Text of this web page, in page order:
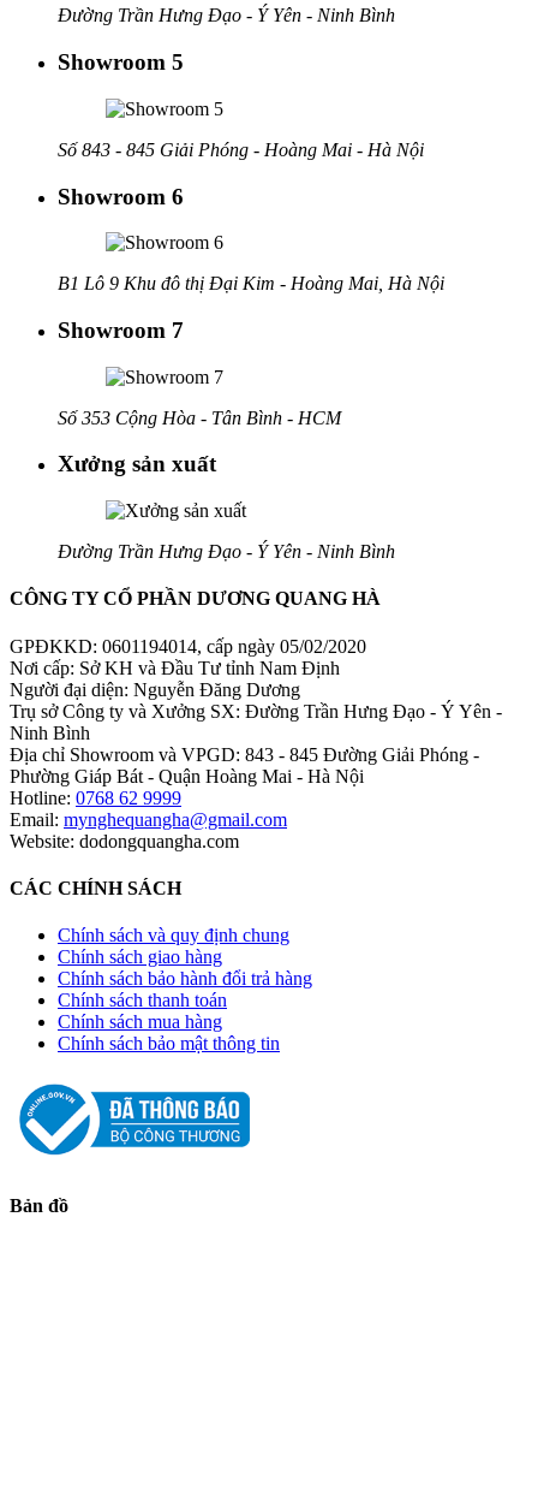
Đường Trần Hưng Đạo - Ý Yên - Ninh Bình
Showroom 5
Số 843 - 845 Giải Phóng - Hoàng Mai - Hà Nội
Showroom 6
B1 Lô 9 Khu đô thị Đại Kim - Hoàng Mai, Hà Nội
Showroom 7
Số 353 Cộng Hòa - Tân Bình - HCM
Xưởng sản xuất
Đường Trần Hưng Đạo - Ý Yên - Ninh Bình
CÔNG TY CỔ PHẦN DƯƠNG QUANG HÀ
GPĐKKD: 0601194014, cấp ngày 05/02/2020
Nơi cấp: Sở KH và Đầu Tư tỉnh Nam Định
Người đại diện: Nguyễn Đăng Dương
Trụ sở Công ty và Xưởng SX: Đường Trần Hưng Đạo - Ý Yên -
Ninh Bình
Địa chỉ Showroom và VPGD: 843 - 845 Đường Giải Phóng -
Phường Giáp Bát - Quận Hoàng Mai - Hà Nội
Hotline: 0768 62 9999
Email: mynghequangha@gmail.com
Website: dodongquangha.com
CÁC CHÍNH SÁCH
Chính sách và quy định chung
Chính sách giao hàng
Chính sách bảo hành đổi trả hàng
Chính sách thanh toán
Chính sách mua hàng
Chính sách bảo mật thông tin
Bản đồ